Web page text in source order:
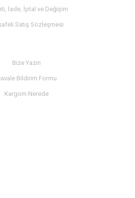
İade, İptal ve Değişim
Satış Sözleşmesi
Bize Yazın
Bildirim Formu
Kargom Nerede